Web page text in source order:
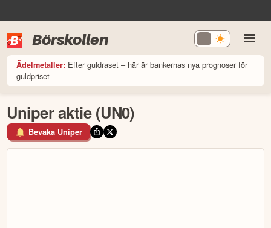
Börskollen
Ädelmetaller: Efter guldraset – här är bankernas nya prognoser för
guldpriset
Uniper aktie (UN0)
Bevaka Uniper